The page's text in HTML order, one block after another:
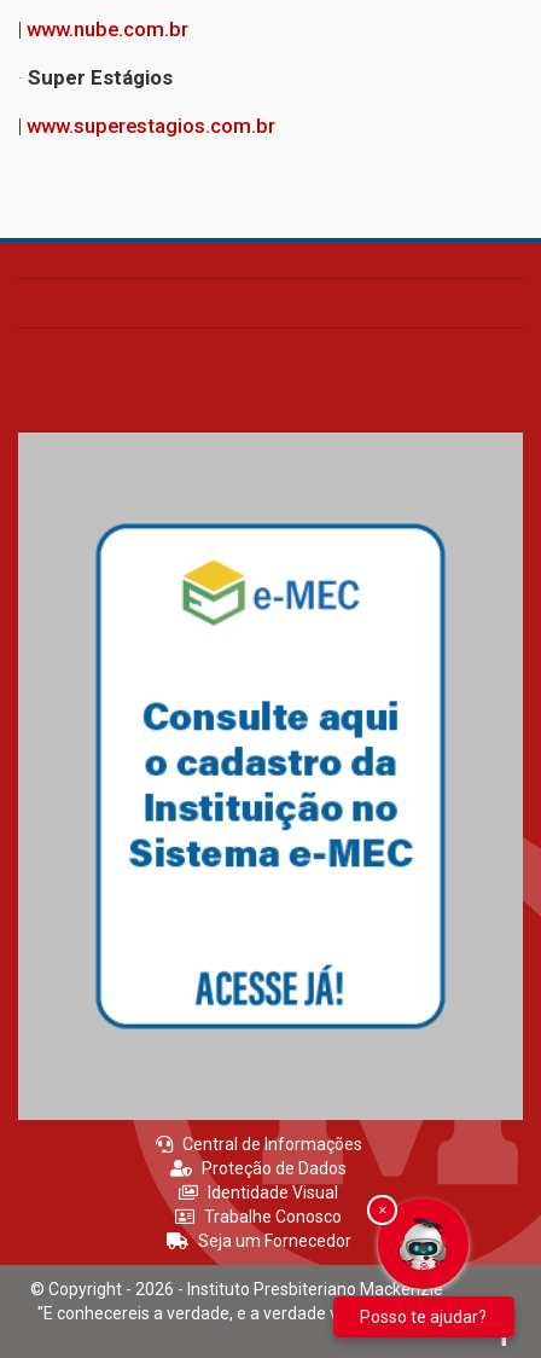
| www.nube.com.br
· Super Estágios
| www.superestagios.com.br
Central de Informações
Proteção de Dados
Identidade Visual
Trabalhe Conosco
Seja um Fornecedor
© Copyright - 2026 - Instituto Presbiteriano Mackenzie
"E conhecereis a verdade, e a verdade vos libertará." João 8:32
Posso te ajudar?
×